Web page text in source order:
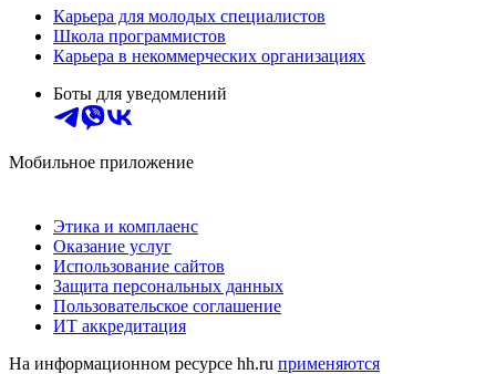
Карьера для молодых специалистов
Школа программистов
Карьера в некоммерческих организациях
Боты для уведомлений
Мобильное приложение
Этика и комплаенс
Оказание услуг
Использование сайтов
Защита персональных данных
Пользовательское соглашение
ИТ аккредитация
На информационном ресурсе hh.ru применяются